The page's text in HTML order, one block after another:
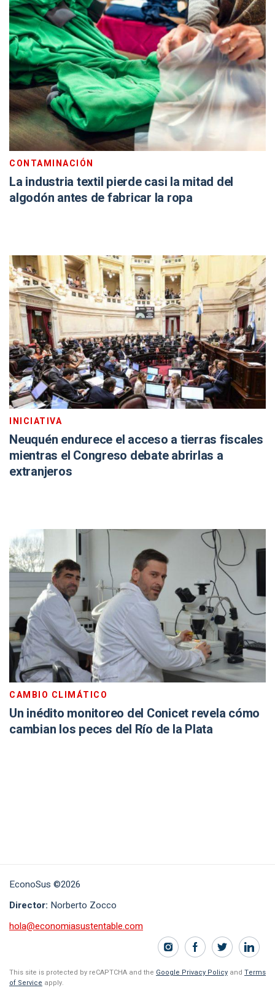
CONTAMINACIÓN
La industria textil pierde casi la mitad del
algodón antes de fabricar la ropa
INICIATIVA
Neuquén endurece el acceso a tierras fiscales
mientras el Congreso debate abrirlas a
extranjeros
CAMBIO CLIMÁTICO
Un inédito monitoreo del Conicet revela cómo
cambian los peces del Río de la Plata
EconoSus ©2026
Director: Norberto Zocco
hola@economiasustentable.com
This site is protected by reCAPTCHA and the Google Privacy Policy and Terms
of Service apply.